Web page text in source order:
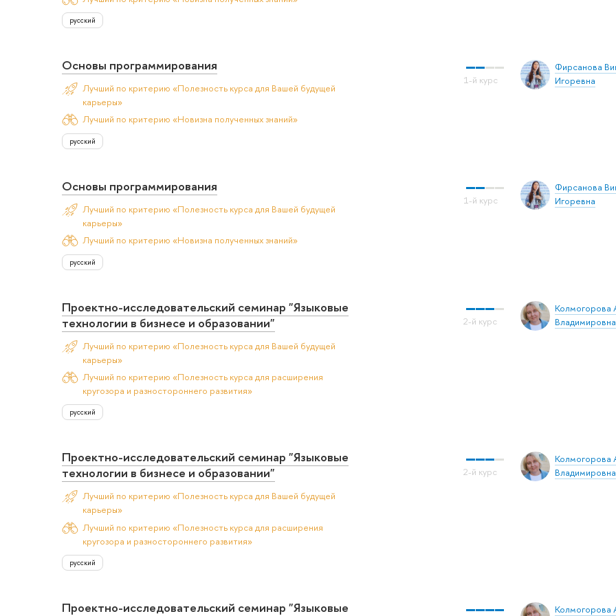
русский
Фирсанова
Игоревна
Основы программирования
Лучший по критерию «Полезность курса для Вашей будущей
карьеры»
Лучший по критерию «Новизна полученных знаний»
русский
Фирсанова
Игоревна
Основы программирования
Лучший по критерию «Полезность курса для Вашей будущей
карьеры»
Лучший по критерию «Новизна полученных знаний»
русский
Колмогорова
Владимировна
Проектно-исследовательский семинар "Языковые
технологии в бизнесе и образовании"
Лучший по критерию «Полезность курса для Вашей будущей
карьеры»
Лучший по критерию «Полезность курса для расширения
кругозора и разностороннего развития»
русский
Колмогорова
Владимировна
Проектно-исследовательский семинар "Языковые
технологии в бизнесе и образовании"
Лучший по критерию «Полезность курса для Вашей будущей
карьеры»
Лучший по критерию «Полезность курса для расширения
кругозора и разностороннего развития»
русский
Колмогорова
Проектно-исследовательский семинар "Языковые